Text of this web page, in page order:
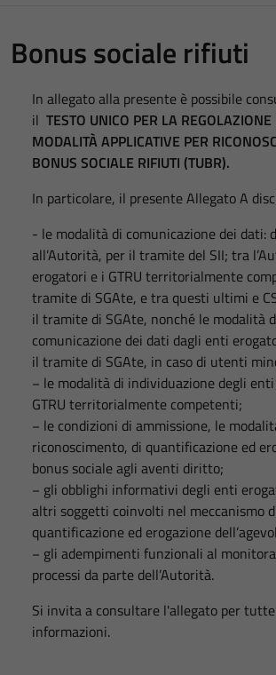
Bonus sociale rifiuti
In allegato alla presente è possibile
il TESTO UNICO PER LA REGOLAZIONE
MODALITÀ APPLICATIVE PER
BONUS SOCIALE RIFIUTI (TUBR).
In particolare, il presente Allegato A
- le modalità di comunicazione dei dati:
all’Autorità, per il tramite del SII; tra
erogatori e i GTRU territorialmente
tramite di SGAte, e tra questi ultimi e
il tramite di SGAte, nonché le modalità
comunicazione dei dati dagli enti
il tramite di SGAte, in caso di utenti
− le modalità di individuazione degli
GTRU territorialmente competenti;
− le condizioni di ammissione, le
riconoscimento, di quantificazione ed
bonus sociale agli aventi diritto;
− gli obblighi informativi degli enti
altri soggetti coinvolti nel meccanismo
quantificazione ed erogazione
− gli adempimenti funzionali al
processi da parte dell’Autorità.
Si invita a consultare l'allegato per
informazioni.